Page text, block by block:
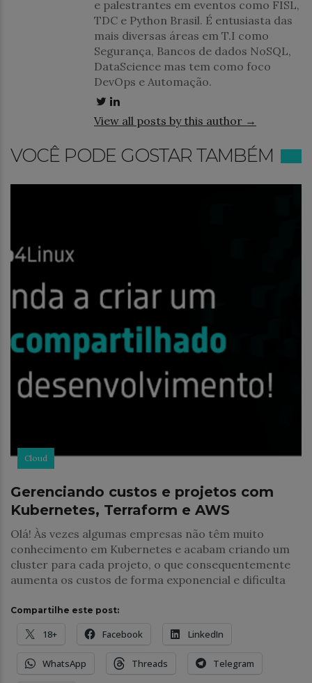
e palestrantes em eventos como FISL,
TDC e Python Brasil. É entusiasta das
mais diversas áreas em T.I como
Segurança, Bancos de dados NoSQL,
DataScience mas tem como foco
DevOps e Automação.
View all posts by this author →
VOCÊ PODE GOSTAR TAMBÉM
Cloud
Gerenciando custos e projetos com
Kubernetes, Terraform e AWS
Olá! Às vezes algumas empresas não têm muito
conhecimento em Kubernetes e acabam criando um
cluster para cada projeto, o que consequentemente
aumenta os custos de forma exponencial e dificulta
Compartilhe este post:
18+ Facebook LinkedIn
WhatsApp Threads Telegram